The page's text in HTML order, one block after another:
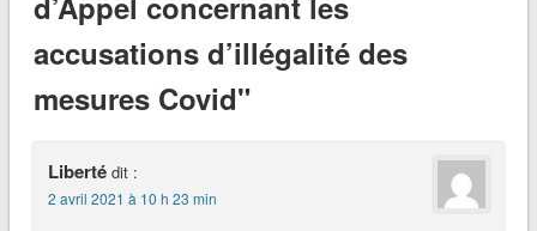
accusations d’illégalité des
mesures Covid"
Liberté dit :
2 avril 2021 à 10 h 23 min